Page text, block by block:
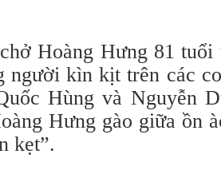
Hoàng Hưng 81
người kìn kịt trên các
Hùng và Nguyễn
Hưng gào giữa ồn
kẹt”.